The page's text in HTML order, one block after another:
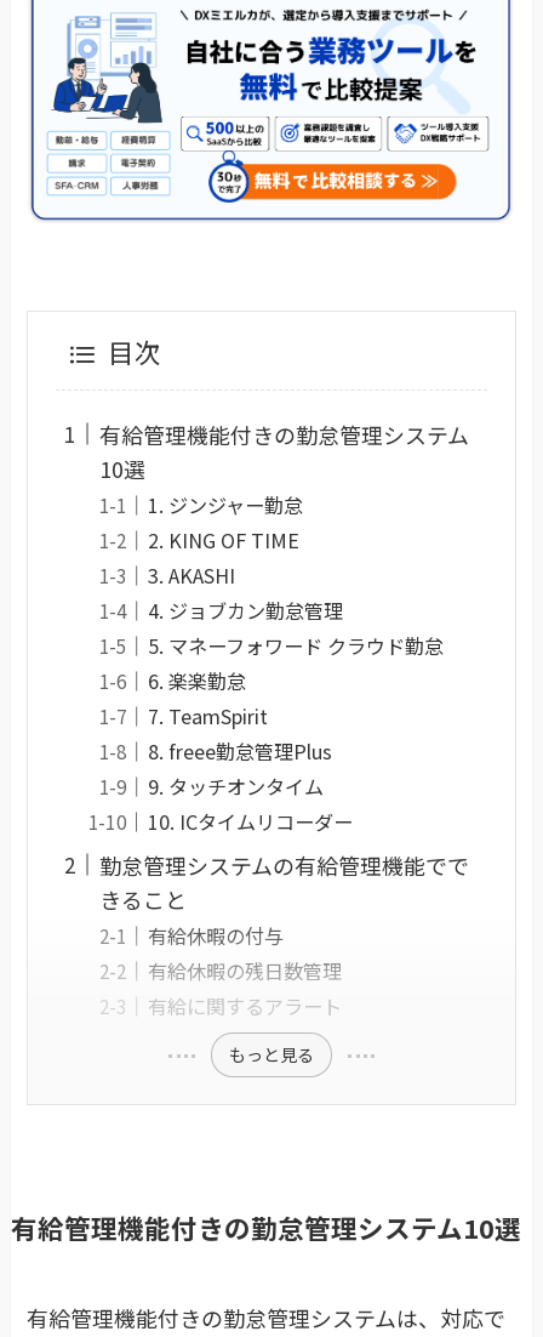
目次
有給管理機能付きの勤怠管理システム
10選
1. ジンジャー勤怠
2. KING OF TIME
3. AKASHI
4. ジョブカン勤怠管理
5. マネーフォワード クラウド勤怠
6. 楽楽勤怠
7. TeamSpirit
8. freee勤怠管理Plus
9. タッチオンタイム
10. ICタイムリコーダー
勤怠管理システムの有給管理機能でで
きること
有給休暇の付与
有給休暇の残日数管理
有給に関するアラート
もっと見る
有給管理機能付きの勤怠管理システム10選
有給管理機能付きの勤怠管理システムは、対応で